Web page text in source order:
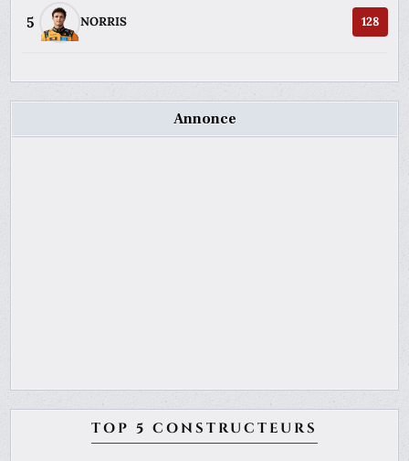
5 NORRIS 128
Annonce
TOP 5 CONSTRUCTEURS